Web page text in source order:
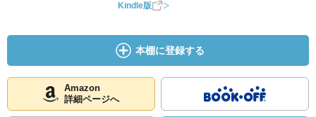
Kindle版
本棚に登録する
Amazon
詳細ページへ